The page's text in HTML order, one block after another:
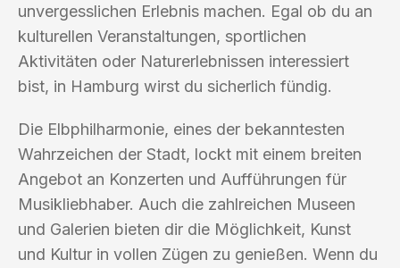
unvergesslichen Erlebnis machen. Egal ob du an
kulturellen Veranstaltungen, sportlichen
Aktivitäten oder Naturerlebnissen interessiert
bist, in Hamburg wirst du sicherlich fündig.
Die Elbphilharmonie, eines der bekanntesten
Wahrzeichen der Stadt, lockt mit einem breiten
Angebot an Konzerten und Aufführungen für
Musikliebhaber. Auch die zahlreichen Museen
und Galerien bieten dir die Möglichkeit, Kunst
und Kultur in vollen Zügen zu genießen. Wenn du